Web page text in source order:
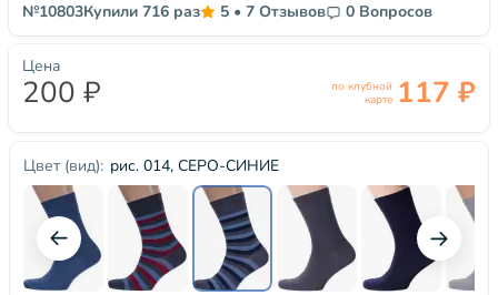
№10803Купили 716 раз 5 • 7 Отзывов 0 Вопросов
Цвет (вид): рис. 014, СЕРО-СИНИЕ
Цена
200 ₽
по клубной
карте 117 ₽